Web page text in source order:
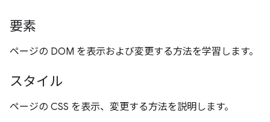
要素
ページの DOM を表示および変更する方法を学習します。
スタイル
ページの CSS を表示、変更する方法を説明します。